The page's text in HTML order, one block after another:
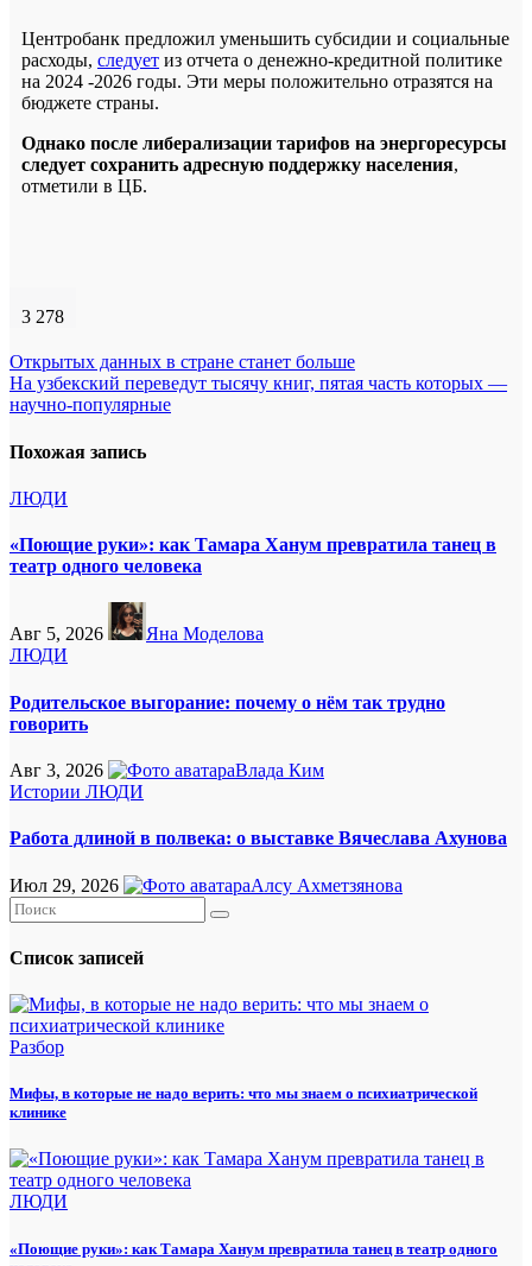
Центробанк предложил уменьшить субсидии и социальные
расходы, следует из отчета о денежно-кредитной политике
на 2024 -2026 годы. Эти меры положительно отразятся на
бюджете страны.
Однако после либерализации тарифов на энергоресурсы
следует сохранить адресную поддержку населения,
отметили в ЦБ.
3 278
Навигация
по
Открытых данных в стране станет больше
На узбекский переведут тысячу книг, пятая часть которых —
научно-популярные
Похожая запись
ЛЮДИ
«Поющие руки»: как Тамара Ханум превратила танец в
театр одного человека
Авг 5, 2026
Яна Моделова
ЛЮДИ
Родительское выгорание: почему о нём так трудно
говорить
Авг 3, 2026
Влада Ким
Истории ЛЮДИ
Работа длиной в полвека: о выставке Вячеслава Ахунова
Июл 29, 2026 Алсу Ахметзянова
Список записей
Разбор
Мифы, в которые не надо верить: что мы знаем о психиатрической
клинике
ЛЮДИ
«Поющие руки»: как Тамара Ханум превратила танец в театр одного